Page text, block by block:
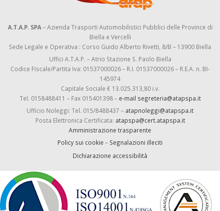
A.T.A.P. SPA– Azienda Trasporti Automobilistici Pubblici delle Province di
Biella e Vercelli
Sede Legale e Operativa : Corso Guido Alberto Rivetti, 8/B – 13900 Biella
Uffici A.T.A.P. – Atrio Stazione S. Paolo Biella
Codice Fiscale/Partita Iva: 01537000026 – R.I. 01537000026 – R.E.A. n. BI-
145974
Capitale Sociale € 13.025.313,80 i.v.
Tel. 0158488411 – Fax 015401398 – e-mail segreteria@atapspa.it
Ufficio Noleggi: Tel. 015/8488437 – atapnoleggi@atapspa.it
Posta Elettronica Certificata: atapspa@cert.atapspa.it
Amministrazione trasparente
Policy sui cookie – Segnalazioni illeciti
Dichiarazione accessibilità